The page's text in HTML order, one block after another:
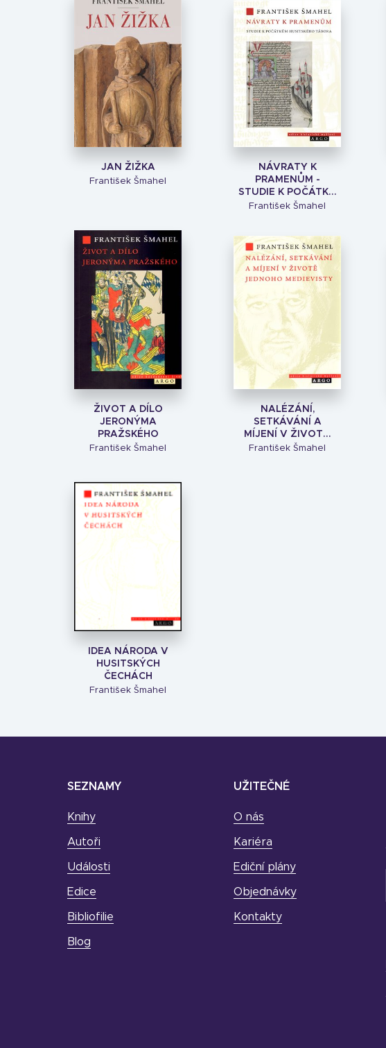
JAN ŽIŽKA
František Šmahel
NÁVRATY K
PRAMENŮM -
STUDIE K POČÁTK...
František Šmahel
ŽIVOT A DÍLO
JERONÝMA
PRAŽSKÉHO
František Šmahel
NALÉZÁNÍ,
SETKÁVÁNÍ A
MÍJENÍ V ŽIVOT...
František Šmahel
IDEA NÁRODA V
HUSITSKÝCH
ČECHÁCH
František Šmahel
SEZNAMY
Knihy
Autoři
Události
Edice
Bibliofilie
Blog
UŽITEČNÉ
O nás
Kariéra
Ediční plány
Objednávky
Kontakty